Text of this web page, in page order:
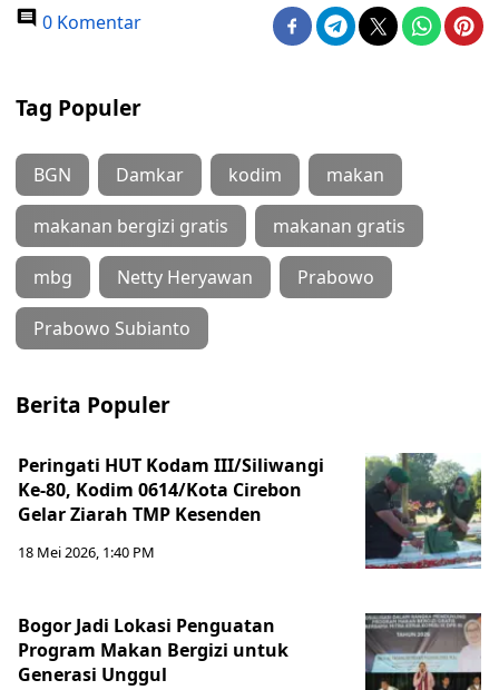
0 Komentar
Tag Populer
BGN Damkar kodim makan
makanan bergizi gratis makanan gratis
mbg Netty Heryawan Prabowo
Prabowo Subianto
Berita Populer
Peringati HUT Kodam III/Siliwangi
Ke-80, Kodim 0614/Kota Cirebon
Gelar Ziarah TMP Kesenden
18 Mei 2026, 1:40 PM
Bogor Jadi Lokasi Penguatan
Program Makan Bergizi untuk
Generasi Unggul